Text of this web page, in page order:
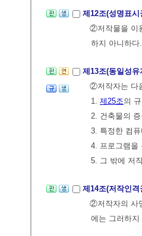
제12조(성명표
②저작물을 이
하지 아니하다.
제13조(동일성
②저작자는 다
1. 제25조의
2. 건축물의
3. 특정한 컴
4. 프로그램을
5. 그 밖에 저
제14조(저작인
②저작자의 사
에는 그러하지